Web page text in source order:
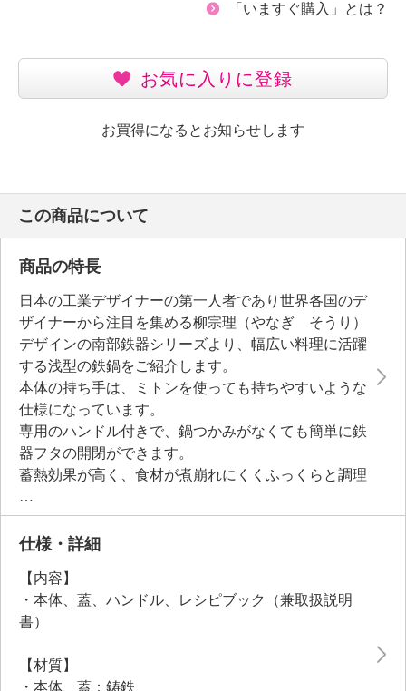
「いますぐ購入」とは？
お気に入りに登録
お買得になるとお知らせします
この商品について
商品の特長
日本の工業デザイナーの第一人者であり世界各国のデ
ザイナーから注目を集める柳宗理（やなぎ そうり）
デザインの南部鉄器シリーズより、幅広い料理に活躍
する浅型の鉄鍋をご紹介します。
本体の持ち手は、ミトンを使っても持ちやすいような
仕様になっています。
専用のハンドル付きで、鍋つかみがなくても簡単に鉄
器フタの開閉ができます。
蓄熱効果が高く、食材が煮崩れにくくふっくらと調理
できます。
保温性に優れているので、あつあつの料理を楽しめま
す。
仕様・詳細
【内容】
・本体、蓋、ハンドル、レシピブック（兼取扱説明
書）
【材質】
・本体、蓋：鋳鉄